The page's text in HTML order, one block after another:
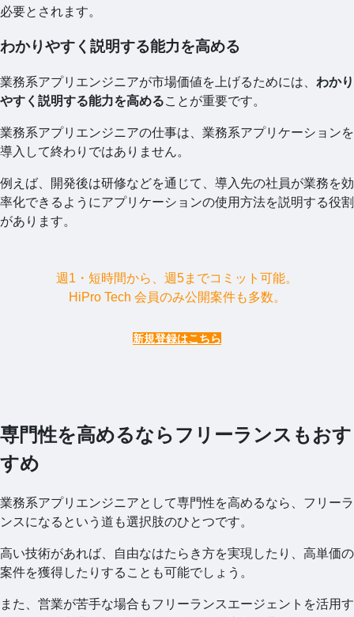
必要とされます。
わかりやすく説明する能力を高める
業務系アプリエンジニアが市場価値を上げるためには、 わかり
やすく説明する能力を高めることが重要です。
業務系アプリエンジニアの仕事は、業務系アプリケーションを
導入して終わりではありません。
例えば、開発後は研修などを通じて、導入先の社員が業務を効
率化できるようにアプリケーションの使用方法を説明する役割
があります。
週1・短時間から、週5までコミット可能。
HiPro Tech 会員のみ公開案件も多数。
新規登録はこちら
専門性を高めるならフリーランスもおす
すめ
業務系アプリエンジニアとして専門性を高めるなら、フリーラ
ンスになるという道も選択肢のひとつです。
高い技術があれば、自由なはたらき方を実現したり、高単価の
案件を獲得したりすることも可能でしょう。
また、営業が苦手な場合もフリーランスエージェントを活用す